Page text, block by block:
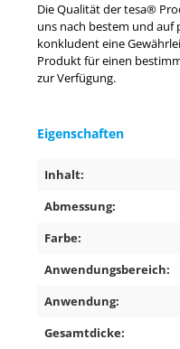
Die Qualität der tesa®
uns nach bestem und auf
konkludent eine
Produkt für einen
zur Verfügung.
Eigenschaften
Inhalt:
Abmessung:
Farbe:
Anwendungsbereich:
Anwendung:
Gesamtdicke: